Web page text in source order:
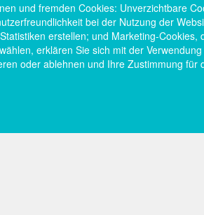
und fremden Cookies: Unverzichtbare
bei der Nutzung der
erstellen; und Marketing-Cookies,
erklären Sie sich mit der
oder ablehnen und Ihre Zustimmung für